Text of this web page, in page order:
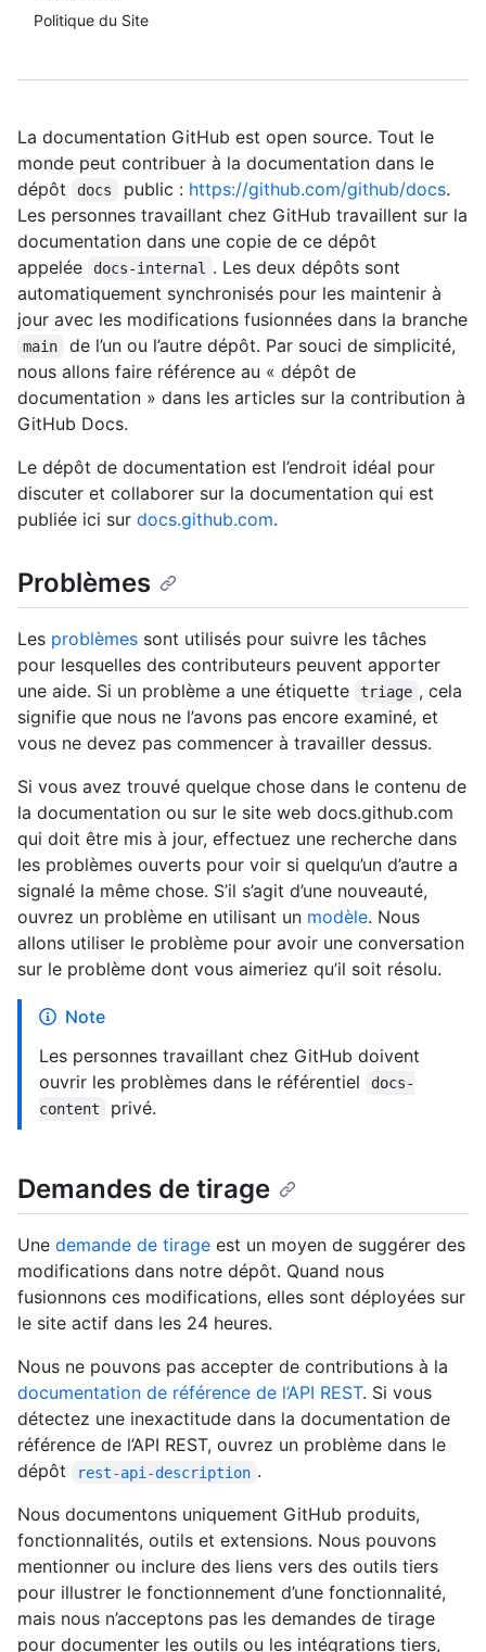
Politique du Site
La documentation GitHub est open source. Tout le
monde peut contribuer à la documentation dans le
dépôt
docs public : https://github.com/github/docs.
Les personnes travaillant chez GitHub travaillent sur la
documentation dans une copie de ce dépôt
appelée
docs-internal
. Les deux dépôts sont
automatiquement synchronisés pour les maintenir à
jour avec les modifications fusionnées dans la branche
main
de l’un ou l’autre dépôt. Par souci de simplicité,
nous allons faire référence au « dépôt de
documentation » dans les articles sur la contribution à
GitHub Docs.
Le dépôt de documentation est l’endroit idéal pour
discuter et collaborer sur la documentation qui est
publiée ici sur docs.github.com.
Problèmes
Les problèmes sont utilisés pour suivre les tâches
pour lesquelles des contributeurs peuvent apporter
une aide. Si un problème a une étiquette
triage , cela
signifie que nous ne l’avons pas encore examiné, et
vous ne devez pas commencer à travailler dessus.
Si vous avez trouvé quelque chose dans le contenu de
la documentation ou sur le site web docs.github.com
qui doit être mis à jour, effectuez une recherche dans
les problèmes ouverts pour voir si quelqu’un d’autre a
signalé la même chose. S’il s’agit d’une nouveauté,
ouvrez un problème en utilisant un modèle. Nous
allons utiliser le problème pour avoir une conversation
sur le problème dont vous aimeriez qu’il soit résolu.
Note
Les personnes travaillant chez GitHub doivent
ouvrir les problèmes dans le référentiel
docs-
content
privé.
Demandes de tirage
Une demande de tirage est un moyen de suggérer des
modifications dans notre dépôt. Quand nous
fusionnons ces modifications, elles sont déployées sur
le site actif dans les 24 heures.
Nous ne pouvons pas accepter de contributions à la
documentation de référence de l’API REST. Si vous
détectez une inexactitude dans la documentation de
référence de l’API REST, ouvrez un problème dans le
dépôt
rest-api-description .
Nous documentons uniquement GitHub produits,
fonctionnalités, outils et extensions. Nous pouvons
mentionner ou inclure des liens vers des outils tiers
pour illustrer le fonctionnement d’une fonctionnalité,
mais nous n’acceptons pas les demandes de tirage
pour documenter les outils ou les intégrations tiers,